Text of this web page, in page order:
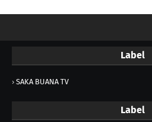
Label
SAKA BUANA TV
Label